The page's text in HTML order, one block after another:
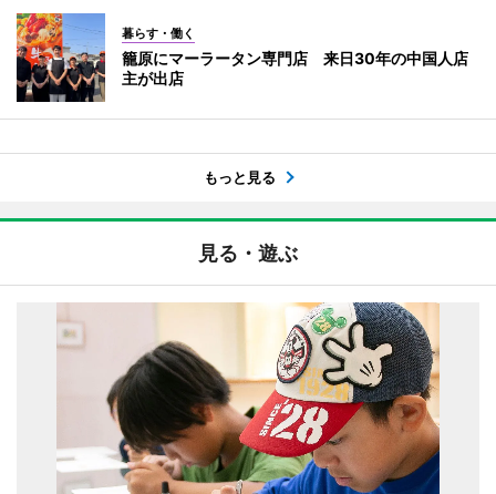
暮らす・働く
籠原にマーラータン専門店 来日30年の中国人店
主が出店
もっと見る
見る・遊ぶ